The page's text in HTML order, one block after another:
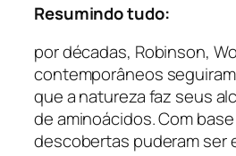
Resumindo tudo:
por décadas, Robinson,
contemporâneos
que a natureza faz seus
de aminoácidos. Com
descobertas puderam ser